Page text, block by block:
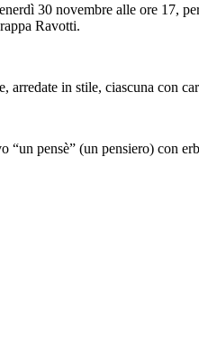
30 novembre alle ore 17,
Ravotti.
in stile, ciascuna con
pensè” (un pensiero) con